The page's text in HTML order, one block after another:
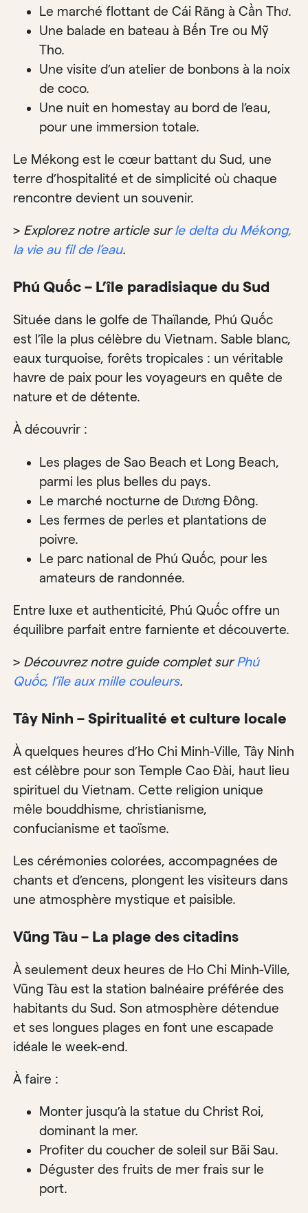
Le marché flottant de Cái Răng à Cần Thơ.
Une balade en bateau à Bến Tre ou Mỹ
Tho.
Une visite d’un atelier de bonbons à la noix
de coco.
Une nuit en homestay au bord de l’eau,
pour une immersion totale.
Le Mékong est le cœur battant du Sud, une
terre d’hospitalité et de simplicité où chaque
rencontre devient un souvenir.
> Explorez notre article surle delta du Mékong,
la vie au fil de l’eau.
Phú Quốc – L’île paradisiaque du Sud
Située dans le golfe de Thaïlande, Phú Quốc
est l’île la plus célèbre du Vietnam. Sable blanc,
eaux turquoise, forêts tropicales : un véritable
havre de paix pour les voyageurs en quête de
nature et de détente.
À découvrir :
Les plages de Sao Beach et Long Beach,
parmi les plus belles du pays.
Le marché nocturne de Dương Đông.
Les fermes de perles et plantations de
poivre.
Le parc national de Phú Quốc, pour les
amateurs de randonnée.
Entre luxe et authenticité, Phú Quốc offre un
équilibre parfait entre farniente et découverte.
> Découvrez notre guide complet surPhú
Quốc, l’île aux mille couleurs.
Tây Ninh – Spiritualité et culture locale
À quelques heures d’Ho Chi Minh-Ville, Tây Ninh
est célèbre pour son Temple Cao Đài, haut lieu
spirituel du Vietnam. Cette religion unique
mêle bouddhisme, christianisme,
confucianisme et taoïsme.
Les cérémonies colorées, accompagnées de
chants et d’encens, plongent les visiteurs dans
une atmosphère mystique et paisible.
Vũng Tàu – La plage des citadins
À seulement deux heures de Ho Chi Minh-Ville,
Vũng Tàu est la station balnéaire préférée des
habitants du Sud. Son atmosphère détendue
et ses longues plages en font une escapade
idéale le week-end.
À faire :
Monter jusqu’à la statue du Christ Roi,
dominant la mer.
Profiter du coucher de soleil sur Bãi Sau.
Déguster des fruits de mer frais sur le
port.